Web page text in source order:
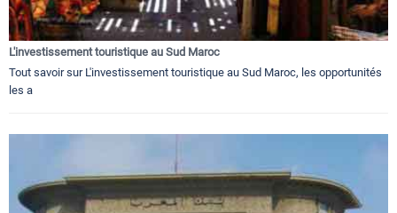
L'investissement touristique au Sud Maroc
Tout savoir sur L'investissement touristique au Sud Maroc, les opportunités
les a